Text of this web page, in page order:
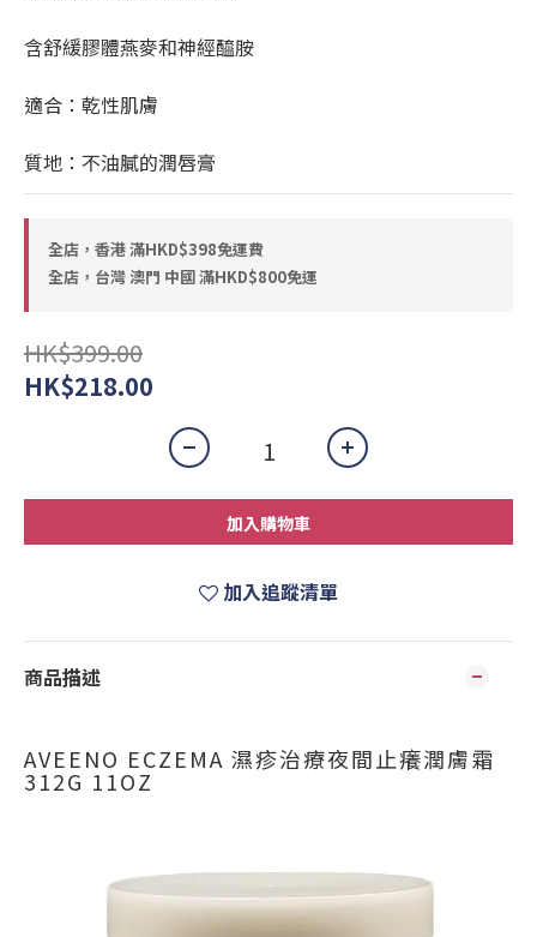
含舒緩膠體燕麥和神經醯胺
適合：乾性肌膚
質地：不油膩的潤唇膏
全店，香港 滿HKD$398免運費
全店，台灣 澳門 中國 滿HKD$800免運
HK$399.00
HK$218.00
加入購物車
加入追蹤清單
商品描述
AVEENO ECZEMA 濕疹治療夜間止癢潤膚霜
312G 11OZ